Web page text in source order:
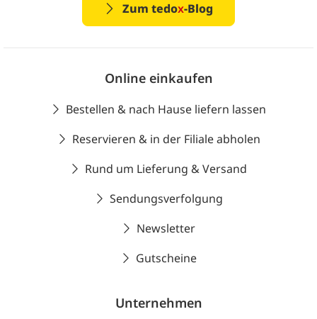
Zum tedox-Blog
Online einkaufen
Bestellen & nach Hause liefern lassen
Reservieren & in der Filiale abholen
Rund um Lieferung & Versand
Sendungsverfolgung
Newsletter
Gutscheine
Unternehmen